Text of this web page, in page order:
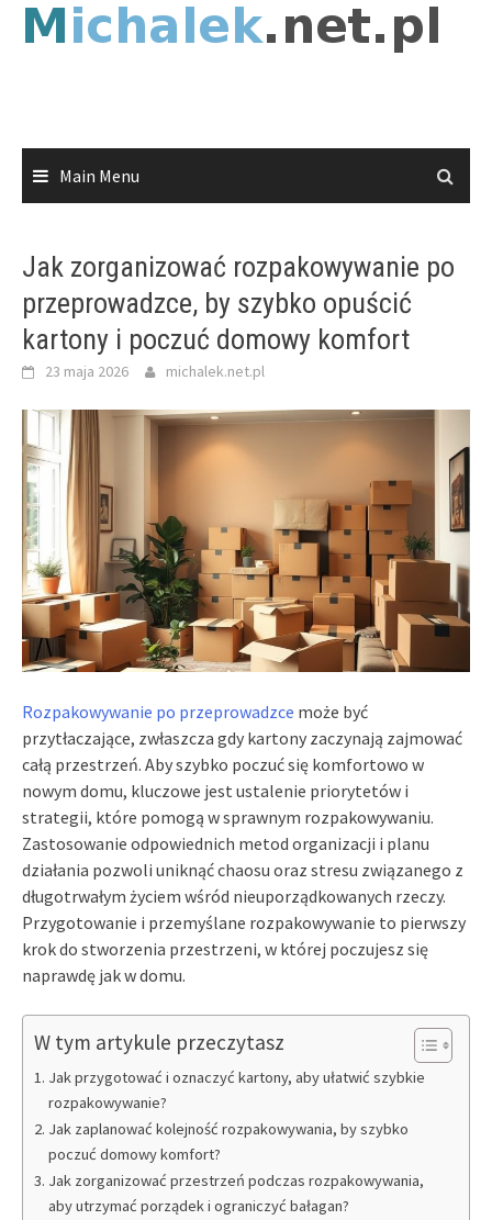
Skip
Main Menu
Jak zorganizować rozpakowywanie po
przeprowadzce, by szybko opuścić
kartony i poczuć domowy komfort
23 maja 2026 michalek.net.pl
Rozpakowywanie po przeprowadzce może być
przytłaczające, zwłaszcza gdy kartony zaczynają zajmować
całą przestrzeń. Aby szybko poczuć się komfortowo w
nowym domu, kluczowe jest ustalenie priorytetów i
strategii, które pomogą w sprawnym rozpakowywaniu.
Zastosowanie odpowiednich metod organizacji i planu
działania pozwoli uniknąć chaosu oraz stresu związanego z
długotrwałym życiem wśród nieuporządkowanych rzeczy.
Przygotowanie i przemyślane rozpakowywanie to pierwszy
krok do stworzenia przestrzeni, w której poczujesz się
naprawdę jak w domu.
W tym artykule przeczytasz
Jak przygotować i oznaczyć kartony, aby ułatwić szybkie
rozpakowywanie?
Jak zaplanować kolejność rozpakowywania, by szybko
poczuć domowy komfort?
Jak zorganizować przestrzeń podczas rozpakowywania,
aby utrzymać porządek i ograniczyć bałagan?